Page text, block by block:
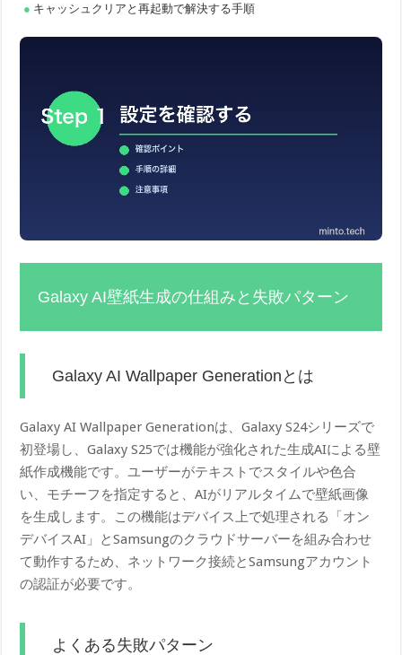
キャッシュクリアと再起動で解決する手順
Galaxy AI壁紙生成の仕組みと失敗パターン
Galaxy AI Wallpaper Generationとは
Galaxy AI Wallpaper Generationは、Galaxy S24シリーズで
初登場し、Galaxy S25では機能が強化された生成AIによる壁
紙作成機能です。ユーザーがテキストでスタイルや色合
い、モチーフを指定すると、AIがリアルタイムで壁紙画像
を生成します。この機能はデバイス上で処理される「オン
デバイスAI」とSamsungのクラウドサーバーを組み合わせ
て動作するため、ネットワーク接続とSamsungアカウント
の認証が必要です。
よくある失敗パターン